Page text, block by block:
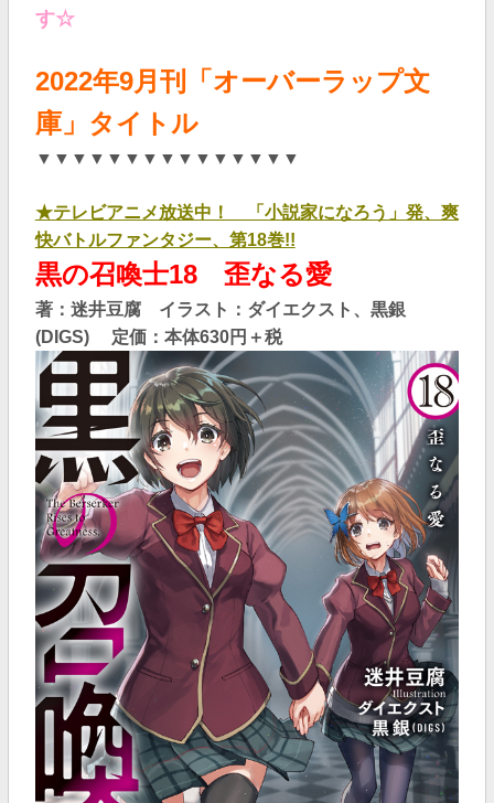
す☆
2022年9月刊「オーバーラップ文
庫」タイトル
▼▼▼▼▼▼▼▼▼▼▼▼▼▼▼
★テレビアニメ放送中！ 「小説家になろう」発、爽
快バトルファンタジー、第18巻!!
黒の召喚士18 歪なる愛
著：迷井豆腐 イラスト：ダイエクスト、黒銀
(DIGS) 定価：本体630円＋税